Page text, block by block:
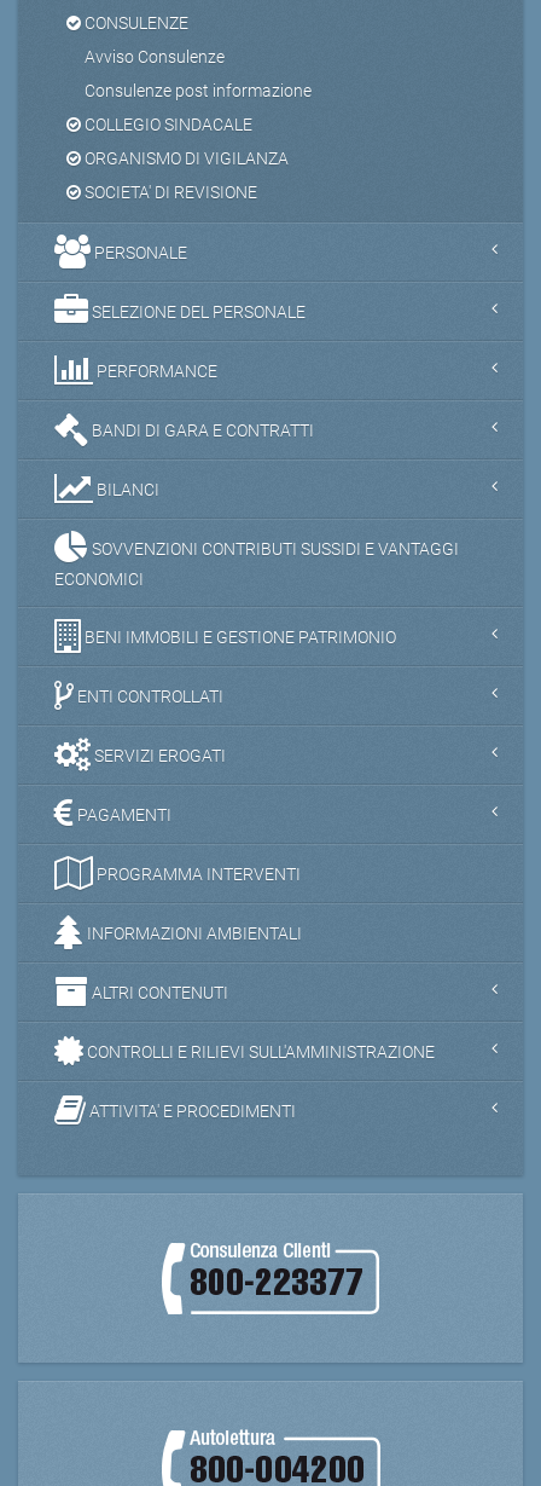
CONSULENZE
Avviso Consulenze
Consulenze post informazione
COLLEGIO SINDACALE
ORGANISMO DI VIGILANZA
SOCIETA' DI REVISIONE
PERSONALE
SELEZIONE DEL PERSONALE
PERFORMANCE
BANDI DI GARA E CONTRATTI
BILANCI
SOVVENZIONI CONTRIBUTI SUSSIDI E VANTAGGI
ECONOMICI
BENI IMMOBILI E GESTIONE PATRIMONIO
ENTI CONTROLLATI
SERVIZI EROGATI
PAGAMENTI
PROGRAMMA INTERVENTI
INFORMAZIONI AMBIENTALI
ALTRI CONTENUTI
CONTROLLI E RILIEVI SULL'AMMINISTRAZIONE
ATTIVITA' E PROCEDIMENTI